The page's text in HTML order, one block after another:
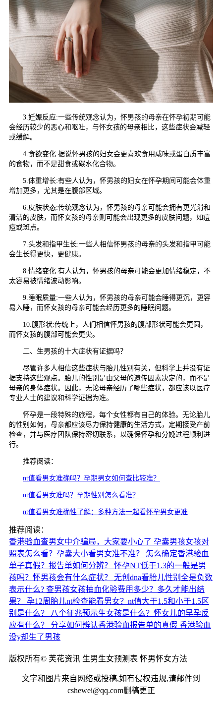
3.妊娠反应:一些传统观念认为，怀男孩的母亲在怀孕初期可能
会经历较少的恶心和呕吐，与怀女孩的母亲相比，这些症状会减轻
或缓解。
4.食欲变化:据说怀男孩的妇女会更喜欢食用咸味或蛋白质丰富
的食物，而不是甜食或碳水化合物。
5.体重增长:有些人认为，怀男孩的妇女在怀孕期间可能会体重
增加更多，尤其是在腹部区域。
6.皮肤状态:传统观念认为，怀男孩的母亲可能会拥有更光滑和
清洁的皮肤，而怀女孩的母亲则可能会出现更多的皮肤问题，如痘
痘或斑点。
7.头发和指甲生长:一些人相信怀男孩的母亲的头发和指甲可能
会生长得更快，更健康。
8.情绪变化:有人认为，怀男孩的母亲可能会更加情绪稳定，不
太容易被情绪波动影响。
9.睡眠质量:一些人认为，怀男孩的母亲可能会睡得更沉，更容
易入睡，而怀女孩的母亲可能会经历更多的睡眠问题。
10.腹形状:传统上，人们相信怀男孩的腹部形状可能会更圆，
而怀女孩的腹部可能会更尖。
二、生男孩的十大症状有证据吗？
尽管许多人相信这些症状与胎儿性别有关，但科学上并没有证
据支持这些观点。胎儿的性别是由父母的遗传因素决定的，而不是
母亲的身体症状。因此，无论母亲经历了哪些症状，都应该以医疗
专业人士的建议和科学证据为准。
怀孕是一段特殊的旅程，每个女性都有自己的体验。无论胎儿
的性别如何，母亲都应该尽力保持健康的生活方式，定期接受产前
检查，并与医疗团队保持密切联系，以确保怀孕和分娩过程顺利进
行。
推荐阅读：
nt值看男女准确吗？孕期男女如何查比较准？
nt值看男女准吗？孕期性别怎么看准？
nt值看男女准确性了解：多种方法一起看怀孕男女更准
推荐阅读：
香港验血查男女中介骗局，大家要小心了 孕囊男孩女孩对
照表怎么看？孕囊大小看男女准不准？
怎么确定香港验血
单子真假？报告单如何分辨？
怀孕NT低于1.3的一般是男
孩吗？怀男孩会有什么症状？
无创dna看胎儿性别全是负数
表示什么? 查男孩女孩抽血化验费用多少？多久才能出结
果？
孕12周胎儿nt检查能看男女？nt值大于1.5和小于1.5区
别是什么？
八个征兆预示生女孩是什么？怀女儿的早孕反
应有什么？
分享如何辨认香港验血报告单的真假 香港验血
没y却生了男孩
版权所有© 芙花资讯 生男生女预测表 怀男怀女方法
文字和图片来自网络或投稿,如有侵权违规,请邮件到
cshewei@qq.com删稿更正